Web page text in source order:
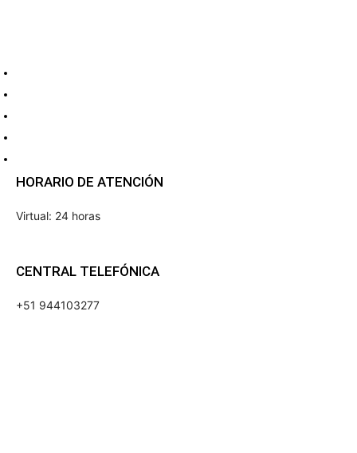
HORARIO DE ATENCIÓN
Virtual: 24 horas
CENTRAL TELEFÓNICA
+51 944103277